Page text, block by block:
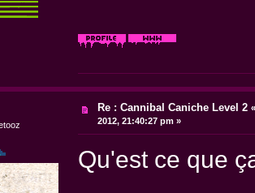
Re : Cannibal Caniche Level 2
2012, 21:40:27 pm »
Qu'est ce que